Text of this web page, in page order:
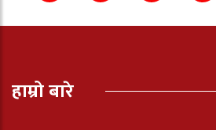
हाम्रो बारे